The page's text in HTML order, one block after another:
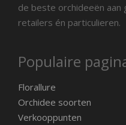
de beste orchideeën aan
retailers én particulieren.
Populaire
Florallure
Orchidee soorten
Verkooppunten